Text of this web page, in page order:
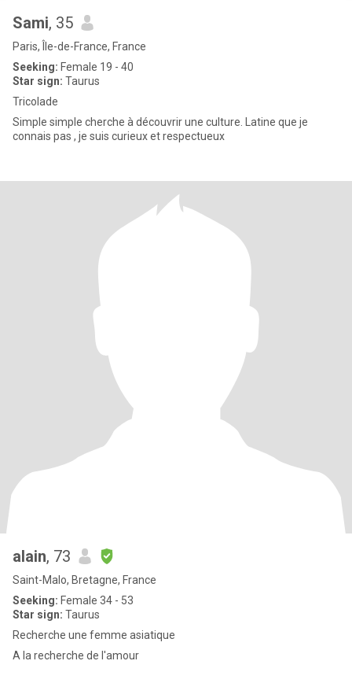
Sami, 35
Paris, Île-de-France, France
Seeking: Female 19 - 40
Star sign: Taurus
Tricolade
Simple simple cherche à découvrir une culture. Latine que je
connais pas , je suis curieux et respectueux
alain, 73
Saint-Malo, Bretagne, France
Seeking: Female 34 - 53
Star sign: Taurus
Recherche une femme asiatique
A la recherche de l'amour